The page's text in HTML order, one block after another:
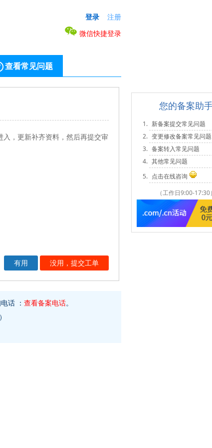
登录
注册
微信快捷登录
查看常见问题
您的备案助
新备案提交常见问题
变更修改备案常见问题
备案转入常见问题
其他常见问题
点击在线咨询
（工作日9:00-17:30
，更新补齐资料，然后再提交审
话 ： 查看备案电话。